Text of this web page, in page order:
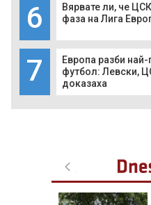
6
Вярвате ли, че
фаза на Лига
7
Европа разби
футбол: Левски,
доказаха